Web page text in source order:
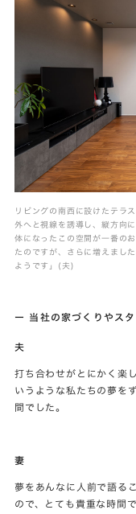
リビングの南西に設けたテラ
外へと視線を誘導し、縦方向
体になったこの空間が一番の
たのですが、さらに増えまし
ようです」(夫)
ー 当社の家づくりやス
夫
打ち合わせがとにかく楽
いうような私たちの夢を
間でした。
妻
夢をあんなに人前で語る
ので、とても貴重な時間